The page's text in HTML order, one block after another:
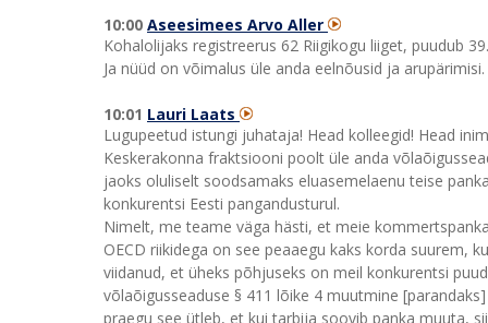
10:00 Aseesimees Arvo Aller
Kohalolijaks registreerus 62 Riigikogu liiget, puudub
Ja nüüd on võimalus üle anda eelnõusid ja
10:01 Lauri Laats
Lugupeetud istungi juhataja! Head kolleegid! Head
Keskerakonna fraktsiooni poolt üle anda
jaoks oluliselt soodsamaks eluasemelaenu teise
konkurentsi Eesti pangandusturul.
Nimelt, me teame väga hästi, et meie
OECD riikidega on see peaaegu kaks korda suurem,
viidanud, et üheks põhjuseks on meil konkurentsi
võlaõigusseaduse § 411 lõike 4 muutmine
praegu see ütleb, et kui tarbija soovib panka muuta,